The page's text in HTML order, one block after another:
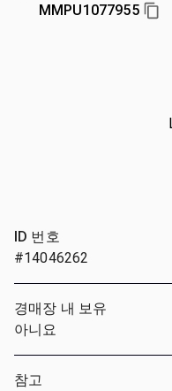
MMPU1077955
ID 번호
#14046262
경매장 내 보유
아니요
참고